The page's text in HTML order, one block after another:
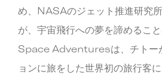
め、NASAのジェット推進研究
が、宇宙飛行への夢を諦めること
Space Adventuresは、チトー
ョンに旅をした世界初の旅行客